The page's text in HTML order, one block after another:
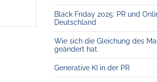
Black Friday 2025: PR und
Deutschland
Wie sich die Gleichung des
geändert hat
Generative KI in der PR